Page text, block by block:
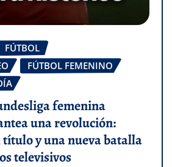
FÚTBOL
FÚTBOL FEMENINO
femenina
una revolución:
y una nueva batalla
televisivos